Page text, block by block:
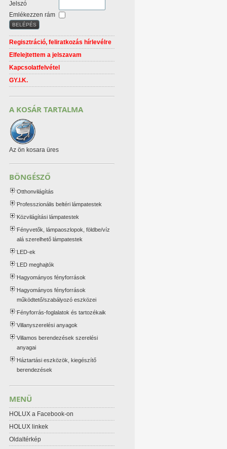
Jelszó
Emlékezzen rám
Regisztráció, feliratkozás hírlevélre
Elfelejtettem a jelszavam
Kapcsolatfelvétel
GY.I.K.
A KOSÁR TARTALMA
Az ön kosara üres
BÖNGÉSZŐ
Otthonvilágítás
Professzionális beltéri lámpatestek
Közvilágítási lámpatestek
Fényvetők, lámpaoszlopok, földbe/víz
alá szerelhető lámpatestek
LED-ek
LED meghajtók
Hagyományos fényforrások
Hagyományos fényforrások
működtető/szabályozó eszközei
Fényforrás-foglalatok és tartozékaik
Villanyszerelési anyagok
Villamos berendezések szerelési
anyagai
Háztartási eszközök, kiegészítő
berendezések
MENÜ
HOLUX a Facebook-on
HOLUX linkek
Oldaltérkép